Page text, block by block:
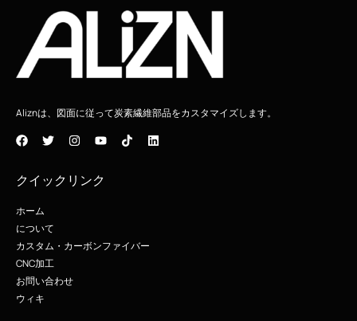
Aliznは、図面に従って炭素繊維部品をカスタマイズします。
クイックリンク
ホーム
について
カスタム・カーボンファイバー
CNC加工
お問い合わせ
ウィキ